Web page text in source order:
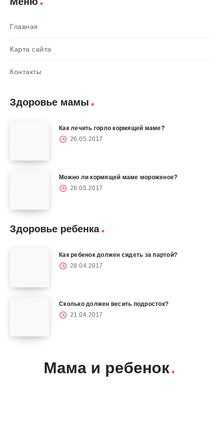
Главная
Карта сайта
Контакты
Здоровье мамы
Как лечить горло кормящей маме?
26.05.2017
Можно ли кормящей маме мороженое?
26.05.2017
Здоровье ребенка
Как ребенок должен сидеть за партой?
28.04.2017
Сколько должен весить подросток?
21.04.2017
Мама и ребенок